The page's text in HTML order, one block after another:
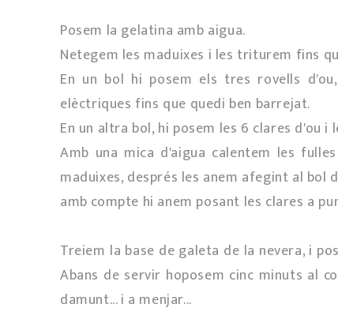
Posem la gelatina amb aigua.
Netegem les maduixes i les triturem fins
En un bol hi posem els tres rovells
elèctriques fins que quedi ben barrejat.
En un altra bol, hi posem les 6 clares d'ou i
Amb una mica d'aigua calentem les
maduixes, després les anem afegint al bol
amb compte hi anem posant les clares a
Treiem la base de galeta de la nevera, i
Abans de servir hoposem cinc minuts al
damunt... i a menjar...